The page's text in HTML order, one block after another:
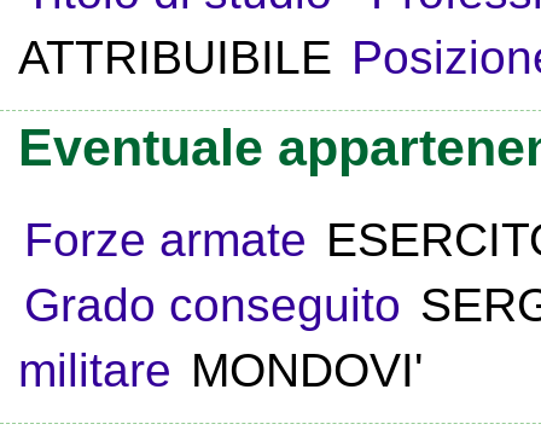
ATTRIBUIBILE
Eventuale
Forze armate
Grado conseguito
militare MONDOVI'